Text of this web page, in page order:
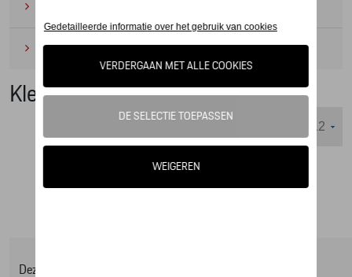
Onderhoudsproducten(1)
Kleding
Deze online shop biedt u enkel een selectie uit ons Tequipment